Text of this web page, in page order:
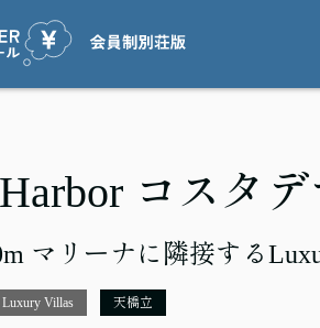
コスタ
マリーナに隣接する
Luxury Villas 天橋立